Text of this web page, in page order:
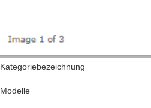
Kategoriebezeichnung
Modelle